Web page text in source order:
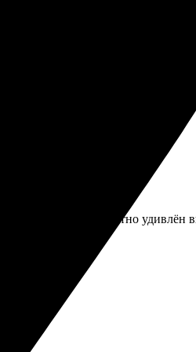
пришлось самому в
форма заказа. Приятно удивлён